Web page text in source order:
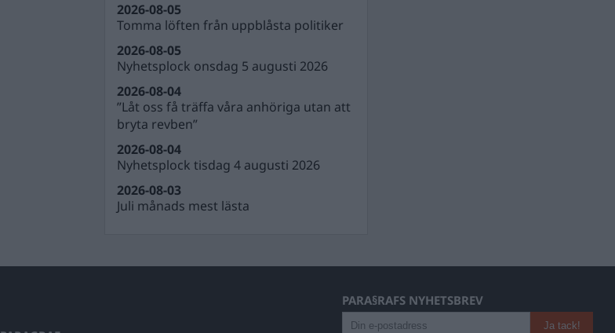
Tomma löften från uppblåsta politiker
2026-08-05
Nyhetsplock onsdag 5 augusti 2026
2026-08-05
”Låt oss få träffa våra anhöriga utan att
bryta revben”
2026-08-04
Nyhetsplock tisdag 4 augusti 2026
2026-08-04
Juli månads mest lästa
2026-08-03
PARA§RAFS NYHETSBREV